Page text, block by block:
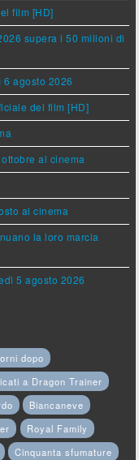
film [HD]
supera i 50 milioni di
agosto 2026
del film [HD]
al cinema
al cinema
la loro marcia
5 agosto 2026
dopo
a Dragon Trainer
Biancaneve
Royal Family
Cinquanta sfumature